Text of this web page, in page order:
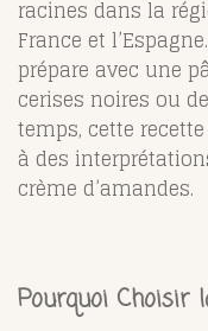
racines dans la
France et
prépare avec une
cerises noires ou
temps, cette
à des
crème d’amandes.
Pourquoi Choisir